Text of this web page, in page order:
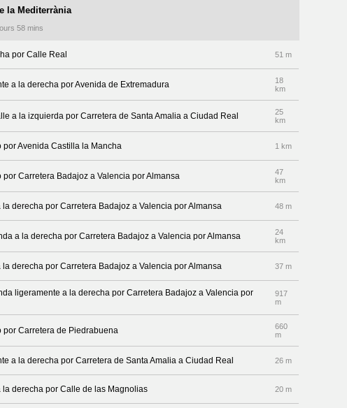
la Mediterrània
58 mins
por Calle Real 51 m
a la derecha por Avenida de Extremadura
18
km
a la izquierda por Carretera de Santa Amalia a Ciudad Real
25
km
por Avenida Castilla la Mancha 1 km
por Carretera Badajoz a Valencia por Almansa
47
km
la derecha por Carretera Badajoz a Valencia por Almansa 48 m
a la derecha por Carretera Badajoz a Valencia por Almansa
24
km
la derecha por Carretera Badajoz a Valencia por Almansa 37 m
ligeramente a la derecha por Carretera Badajoz a Valencia por
917
m
por Carretera de Piedrabuena
660
m
a la derecha por Carretera de Santa Amalia a Ciudad Real 26 m
la derecha por Calle de las Magnolias 20 m